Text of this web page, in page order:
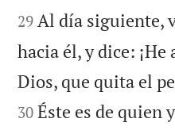


29 Al día siguiente,
hacia él, y dice: ¡He
Dios, que quita el
30 Éste es de quien